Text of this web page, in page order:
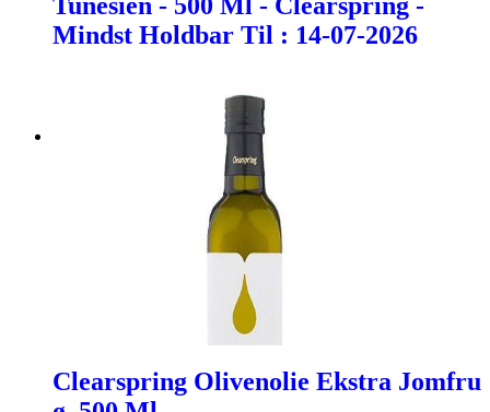
Mindst Holdbar Til : 14-07-2026
Clearspring Olivenolie Ekstra Jomfru